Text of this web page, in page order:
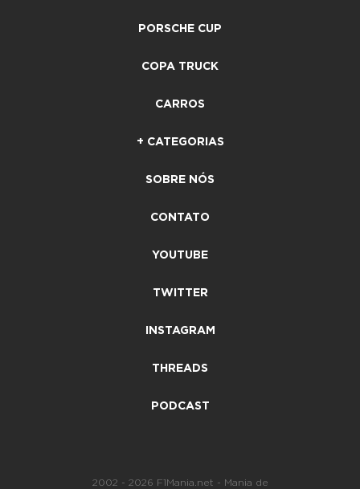
PORSCHE CUP
COPA TRUCK
CARROS
+ CATEGORIAS
SOBRE NÓS
CONTATO
YOUTUBE
TWITTER
INSTAGRAM
THREADS
PODCAST
2002 - 2026 F1Mania.net - Mania de